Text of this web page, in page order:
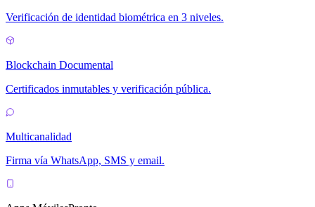
Verificación de identidad biométrica en 3 niveles.
Blockchain Documental
Certificados inmutables y verificación pública.
Multicanalidad
Firma vía WhatsApp, SMS y email.